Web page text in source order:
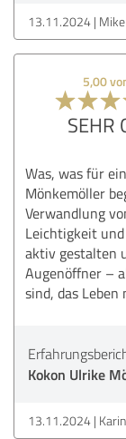
13.11.2024
5,00
SEHR
Was, was für
Mönkemöller
Verwandlung
Leichtigkeit
aktiv gestalten
Augenöffner –
sind, das Leben
Kokon Ulrike
13.11.2024